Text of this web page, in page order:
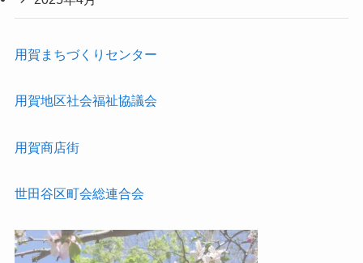
用賀まちづくりセンター
用賀地区社会福祉協議会
用賀商店街
世田谷区町会総連合会